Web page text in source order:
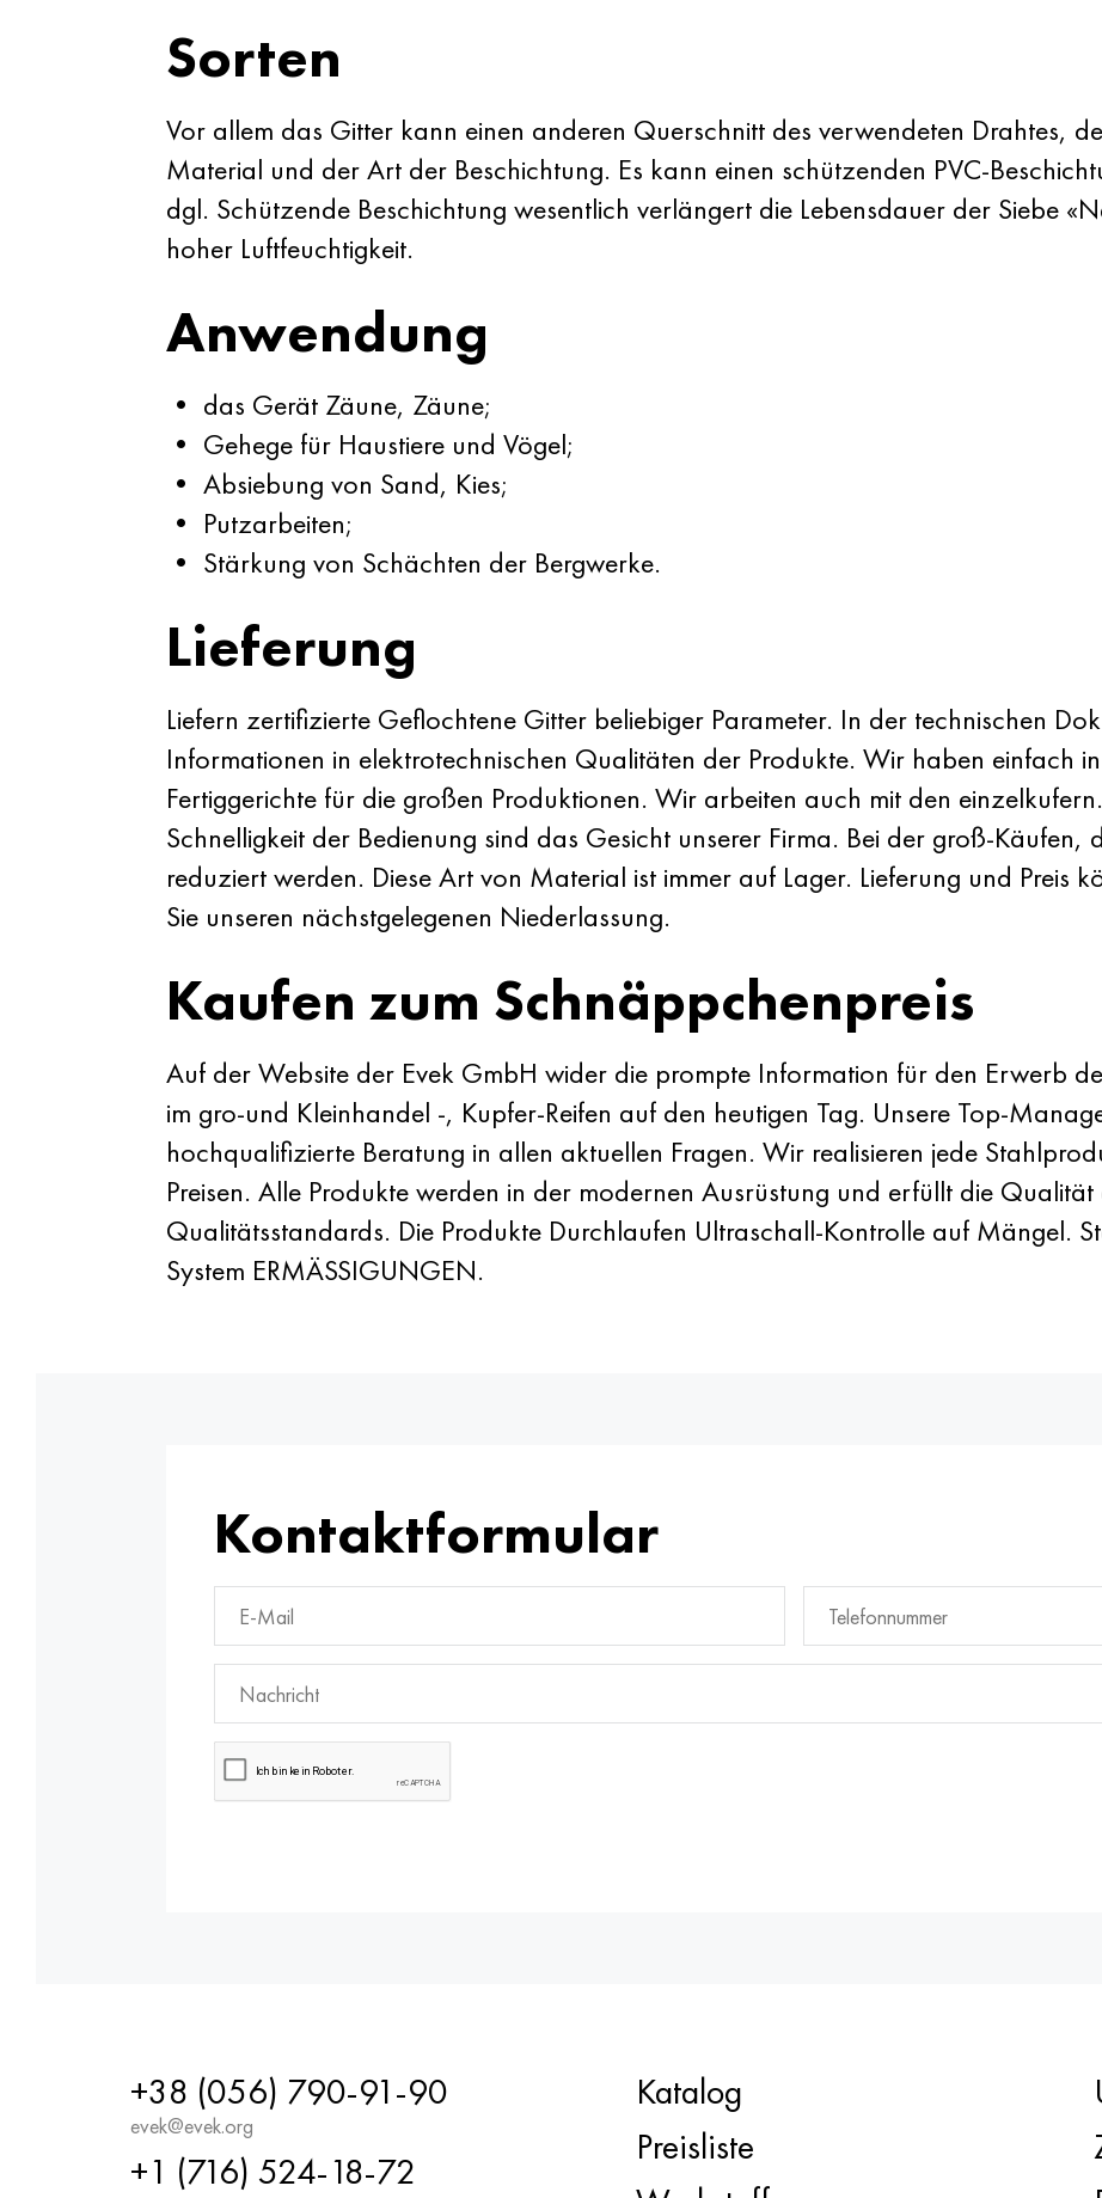
Sorten
Vor allem das Gitter kann einen anderen Querschnitt des verwendeten Drahtes,
Material und der Art der Beschichtung. Es kann einen schützenden PVC-
dgl. Schützende Beschichtung wesentlich verlängert die Lebensdauer der Siebe
hoher Luftfeuchtigkeit.
Anwendung
• das Gerät Zäune, Zäune;
• Gehege für Haustiere und Vögel;
• Absiebung von Sand, Kies;
• Putzarbeiten;
• Stärkung von Schächten der Bergwerke.
Lieferung
Liefern zertifizierte Geflochtene Gitter beliebiger Parameter. In der technischen
Informationen in elektrotechnischen Qualitäten der Produkte. Wir haben einfach
Fertiggerichte für die großen Produktionen. Wir arbeiten auch mit den
Schnelligkeit der Bedienung sind das Gesicht unserer Firma. Bei der groß-Käufen,
reduziert werden. Diese Art von Material ist immer auf Lager. Lieferung und Preis
Sie unseren nächstgelegenen Niederlassung.
Kaufen zum Schnäppchenpreis
Auf der Website der Evek GmbH wider die prompte Information für den Erwerb
im gro-und Kleinhandel -, Kupfer-Reifen auf den heutigen Tag. Unsere Top-
hochqualifizierte Beratung in allen aktuellen Fragen. Wir realisieren jede
Preisen. Alle Produkte werden in der modernen Ausrüstung und erfüllt die
Qualitätsstandards. Die Produkte Durchlaufen Ultraschall-Kontrolle auf Mängel.
System ERMÄSSIGUNGEN.
Kontaktformular
+38 (056) 790-91-90
evek@evek.org
+1 (716) 524-18-72
Katalog
Preisliste